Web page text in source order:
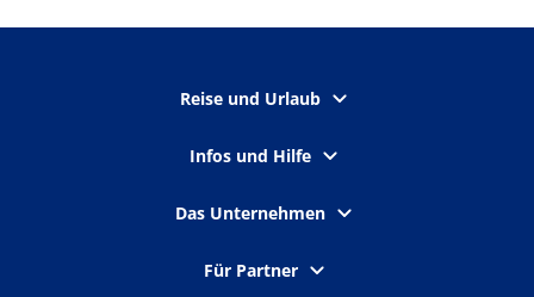
Reise und Urlaub
Infos und Hilfe
Das Unternehmen
Für Partner